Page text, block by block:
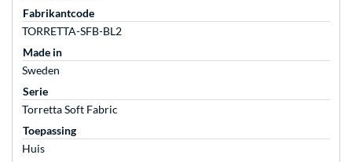
Fabrikantcode
TORRETTA-SFB-BL2
Made in
Sweden
Serie
Torretta Soft Fabric
Toepassing
Huis